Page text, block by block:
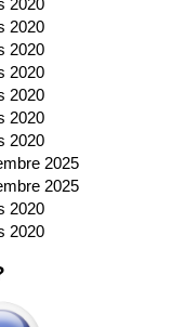
2020
2020
2020
2020
2020
2020
2025
2025
2020
2020